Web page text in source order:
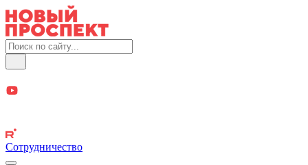
Сотрудничество